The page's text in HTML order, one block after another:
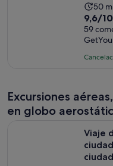
La
de
la
50
50
9.6
sobre
10
con
9,6/10
59
Excursiones aéreas,
en globo
Viaje